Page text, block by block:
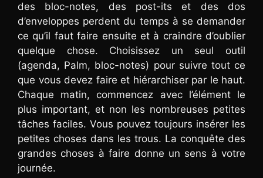
des bloc-notes, des post-its et des dos
d’enveloppes perdent du temps à se demander
ce qu’il faut faire ensuite et à craindre d’oublier
quelque chose. Choisissez un seul outil
(agenda, Palm, bloc-notes) pour suivre tout ce
que vous devez faire et hiérarchiser par le haut.
Chaque matin, commencez avec l’élément le
plus important, et non les nombreuses petites
tâches faciles. Vous pouvez toujours insérer les
petites choses dans les trous. La conquête des
grandes choses à faire donne un sens à votre
journée.